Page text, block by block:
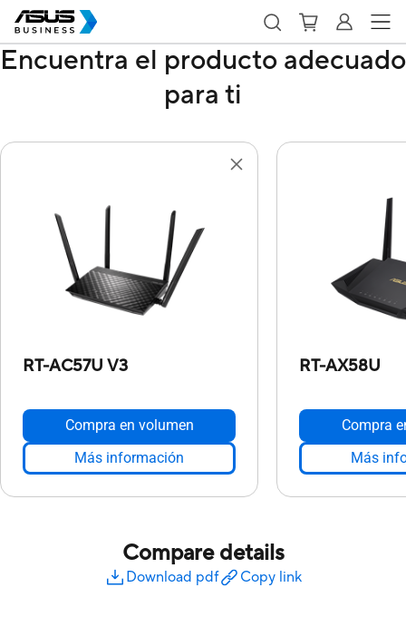
Encuentra el producto adecuado
para ti
RT-AC57U V3
Compra en volumen
Más información
RT-AX58U
Compra
Más
Compare details
Download pdf Copy link